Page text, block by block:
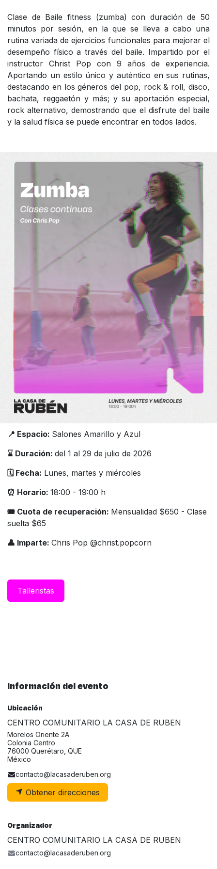
Clase de Baile fitness (zumba) con duración de 50
minutos por sesión, en la que se lleva a cabo una
rutina variada de ejercicios funcionales para mejorar el
desempeño físico a través del baile. Impartido por el
instructor Christ Pop con 9 años de experiencia.
Aportando un estilo único y auténtico en sus rutinas,
destacando en los géneros del pop, rock & roll, disco,
bachata, reggaetón y más; y su aportación especial,
rock alternativo, demostrando que el disfrute del baile
y la salud física se puede encontrar en todos lados.
📍 Espacio: Salones Amarillo y Azul
⌛️ Duración: del 1 al 29 de julio de 2026
🗓️ Fecha: Lunes, martes y miércoles
⏰ Horario: 18:00 - 19:00 h
🎟 Cuota de recuperación: Mensualidad $650 - Clase
suelta $65
👤 Imparte: Chris Pop @christ.popcorn
Taller​istas
Información del evento
Ubicación
CENTRO COMUNITARIO LA CASA DE RUBEN
Morelos Oriente 2A
Colonia Centro
76000 Querétaro, QUE
México
contacto@lacasaderuben.org
Obtener direcciones
Organizador
CENTRO COMUNITARIO LA CASA DE RUBEN
contacto@lacasaderuben.org